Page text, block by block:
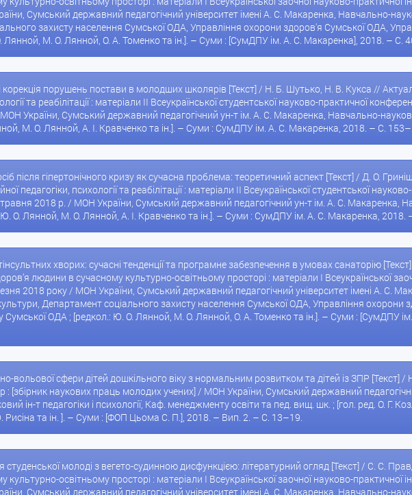
Сумський державний педагогічний університет імені А. С. Макаренка, Навчально-
захисту населення Сумської ОДА, Управління охорони здоров'я Сумської ОДА,
Лянной, М. О. Лянной, О. А. Томенко та ін.]. – Суми : [СумДПУ ім. А. С. Макаренка], 2018. – С.
порушень постави в молодших школярів [Текст] / Н. Б. Шутько, Н. В. Кукса //
та реабілітації : матеріали II Всеукраїнської студентської науково-практичної
України, Сумський державний педагогічний ун-т ім. А. С. Макаренка, Навчально-
М. О. Лянной, А. І. Кравченко та ін.]. – Суми : СумДПУ ім. А. С. Макаренка, 2018. – С.
після гіпертонічного кризу як сучасна проблема: теоретичний аспект [Текст] / Д. О.
педагогіки, психології та реабілітації : матеріали II Всеукраїнської студентської
2018 р. / МОН України, Сумський державний педагогічний ун-т ім. А. С. Макаренка,
Ю. О. Лянной, М. О. Лянной, А. І. Кравченко та ін.]. – Суми : СумДПУ ім. А. С. Макаренка, 2018.
хворих: сучасні тенденції та програмне забезпечення в умовах санаторію
людини в сучасному культурно-освітньому просторі : матеріали І Всеукраїнської
2018 року / МОН України, Сумський державний педагогічний університет імені А. С.
Департамент соціального захисту населення Сумської ОДА, Управління охорони
Сумської ОДА ; [редкол.: Ю. О. Лянной, М. О. Лянной, О. А. Томенко та ін.]. – Суми : [СумДПУ
вольової сфери дітей дошкільного віку з нормальним розвитком та дітей із ЗПР [Текст] /
: [збірник наукових праць молодих учених] / МОН України, Сумський державний
ін-т педагогіки і психології, Каф. менеджменту освіти та пед. вищ. шк. ; [гол. ред. О. Г.
та ін. ]. – Суми : [ФОП Цьома С. П.], 2018. – Вип. 2. – С. 13–19.
студенської молоді з вегето-судинною дисфункцією: літературний огляд [Текст] / С. С.
освітньому просторі : матеріали І Всеукраїнської заочної науково-практичної
Сумський державний педагогічний університет імені А. С. Макаренка, Навчально-